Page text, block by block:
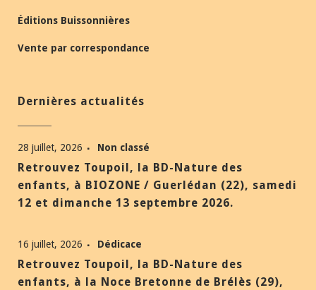
Éditions Buissonnières
Vente par correspondance
Dernières actualités
28 juillet, 2026 Non classé
Retrouvez Toupoil, la BD-Nature des
enfants, à BIOZONE / Guerlédan (22), samedi
12 et dimanche 13 septembre 2026.
16 juillet, 2026 Dédicace
Retrouvez Toupoil, la BD-Nature des
enfants, à la Noce Bretonne de Brélès (29),